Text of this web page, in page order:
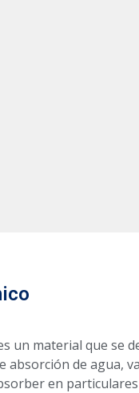
un material que se
absorción de agua,
en